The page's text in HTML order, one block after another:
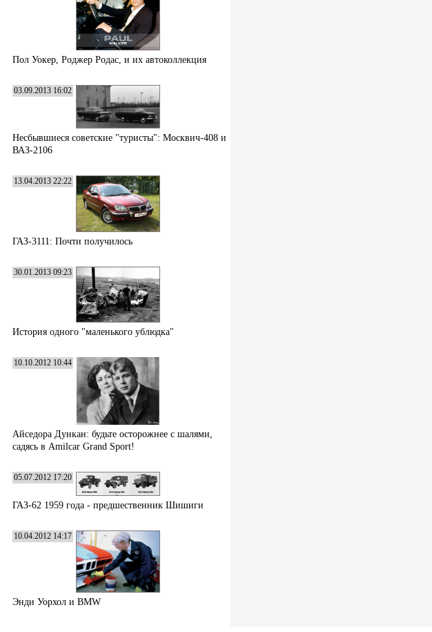
Пол Уокер, Роджер Родас, и их автоколлекция
03.09.2013 16:02
Несбывшиеся советские "туристы": Москвич-408 и
ВАЗ-2106
13.04.2013 22:22
ГАЗ-3111: Почти получилось
30.01.2013 09:23
История одного "маленького ублюдка"
10.10.2012 10:44
Айседора Дункан: будьте осторожнее с шалями,
садясь в Amilcar Grand Sport!
05.07.2012 17:20
ГАЗ-62 1959 года - предшественник Шишиги
10.04.2012 14:17
Энди Уорхол и BMW